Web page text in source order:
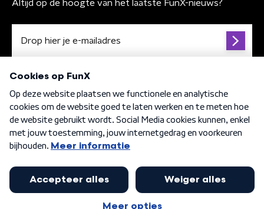
Altijd op de hoogte van het laatste FunX-nieuws?
Algemene voorwaarden Privacybeleid